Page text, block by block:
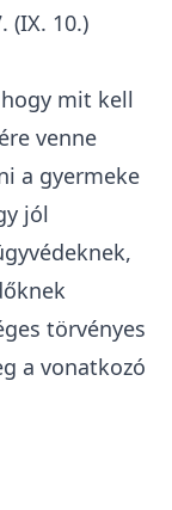
(IX. 10.)
mit kell
venne
a gyermeke
jól
törvényes
a vonatkozó